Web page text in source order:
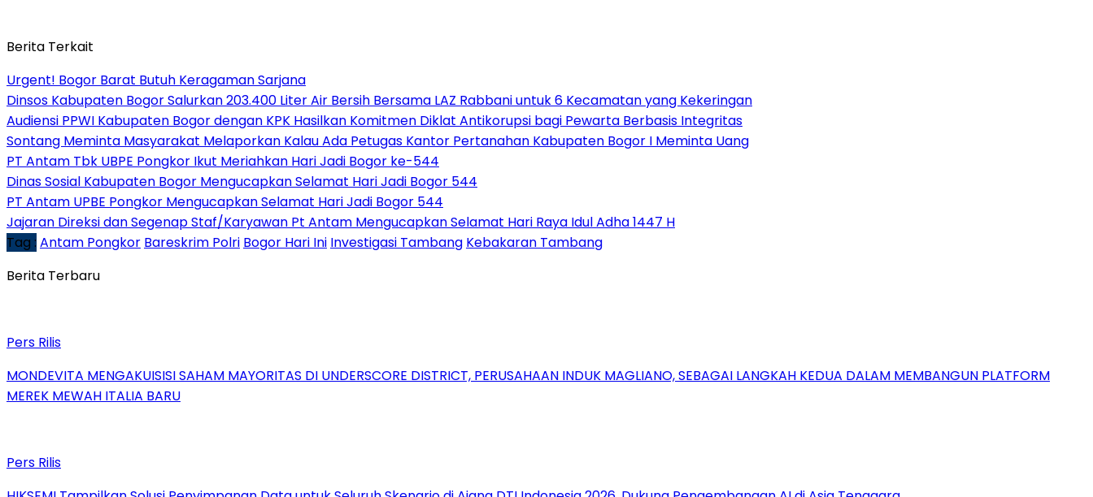
Berita Terkait
Urgent! Bogor Barat Butuh Keragaman Sarjana
Dinsos Kabupaten Bogor Salurkan 203.400 Liter Air Bersih Bersama LAZ Rabbani untuk 6 Kecamatan yang Kekeringan
Audiensi PPWI Kabupaten Bogor dengan KPK Hasilkan Komitmen Diklat Antikorupsi bagi Pewarta Berbasis Integritas
Sontang Meminta Masyarakat Melaporkan Kalau Ada Petugas Kantor Pertanahan Kabupaten Bogor I Meminta Uang
PT Antam Tbk UBPE Pongkor Ikut Meriahkan Hari Jadi Bogor ke-544
Dinas Sosial Kabupaten Bogor Mengucapkan Selamat Hari Jadi Bogor 544
PT Antam UPBE Pongkor Mengucapkan Selamat Hari Jadi Bogor 544
Jajaran Direksi dan Segenap Staf/Karyawan Pt Antam Mengucapkan Selamat Hari Raya Idul Adha 1447 H
Tag : Antam Pongkor Bareskrim Polri Bogor Hari Ini Investigasi Tambang Kebakaran Tambang
Berita Terbaru
Pers Rilis
MONDEVITA MENGAKUISISI SAHAM MAYORITAS DI UNDERSCORE DISTRICT, PERUSAHAAN INDUK MAGLIANO, SEBAGAI LANGKAH KEDUA DALAM MEMBANGUN PLATFORM
MEREK MEWAH ITALIA BARU
Pers Rilis